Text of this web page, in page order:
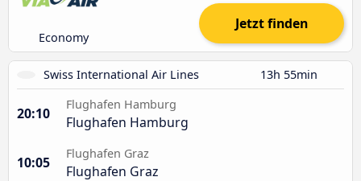
Economy
Jetzt finden
Swiss International Air Lines 13h 55min
20:10
Flughafen Hamburg
Flughafen Hamburg
10:05
Flughafen Graz
Flughafen Graz